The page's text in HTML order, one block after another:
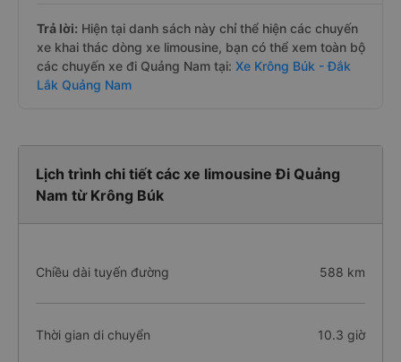
Trả lời: Hiện tại danh sách này chỉ thể hiện các chuyến
xe khai thác dòng xe limousine, bạn có thể xem toàn bộ
các chuyến xe đi Quảng Nam tại: Xe Krông Búk - Đắk
Lắk Quảng Nam
Lịch trình chi tiết các xe limousine Đi Quảng
Nam từ Krông Búk
Chiều dài tuyến đường 588 km
Thời gian di chuyển 10.3 giờ